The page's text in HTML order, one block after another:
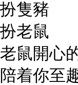
隻豬
老鼠
鼠開心
着你至